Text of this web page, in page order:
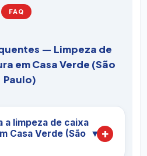
FAQ
— Limpeza de
em Casa Verde (São
Paulo)
a limpeza de caixa
Casa Verde (São ▼